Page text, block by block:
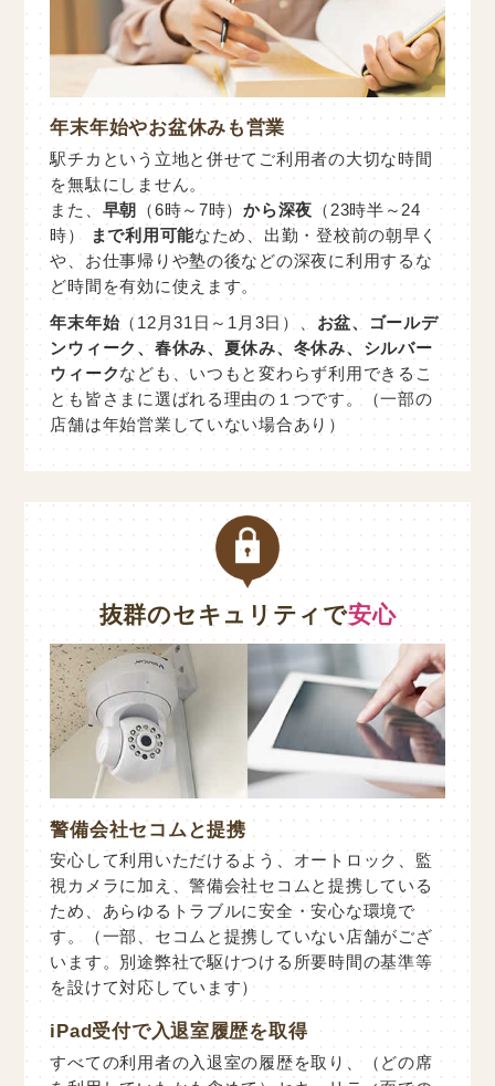
年末年始やお盆休みも営業
駅チカという立地と併せてご利用者の大切な時間
を無駄にしません。
また、 早朝 （6時～7時）から深夜 （23時半～24
時）
まで利用可能なため、出勤・登校前の朝早く
や、お仕事帰りや塾の後などの深夜に利用するな
ど時間を有効に使えます。
年末年始 （12月31日～1月3日）、 お盆、ゴールデ
ンウィーク、春休み、夏休み、冬休み、シルバー
ウィークなども、いつもと変わらず利用できるこ
とも皆さまに選ばれる理由の１つです。（一部の
店舗は年始営業していない場合あり）
抜群のセキュリティで安心
警備会社セコムと提携
安心して利用いただけるよう、オートロック、監
視カメラに加え、警備会社セコムと提携している
ため、あらゆるトラブルに安全・安心な環境で
す。（一部、セコムと提携していない店舗がござ
います。別途弊社で駆けつける所要時間の基準等
を設けて対応しています）
iPad受付で入退室履歴を取得
すべての利用者の入退室の履歴を取り、（どの席